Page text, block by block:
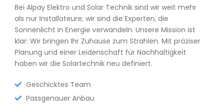
Bei Alpay Elektro und Solar Technik sind wir weit mehr
als nur Installateure; wir sind die Experten, die
Sonnenlicht in Energie verwandeln. Unsere Mission ist
klar: Wir bringen Ihr Zuhause zum Strahlen. Mit präziser
Planung und einer Leidenschaft für Nachhaltigkeit
haben wir die Solartechnik neu definiert.
Geschicktes Team
Passgenauer Anbau